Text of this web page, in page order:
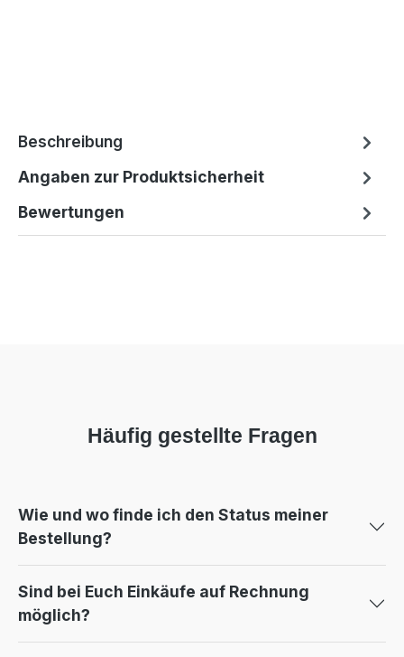
Beschreibung
Angaben zur Produktsicherheit
Bewertungen
Häufig gestellte Fragen
Wie und wo finde ich den Status meiner
Bestellung?
Sind bei Euch Einkäufe auf Rechnung
möglich?